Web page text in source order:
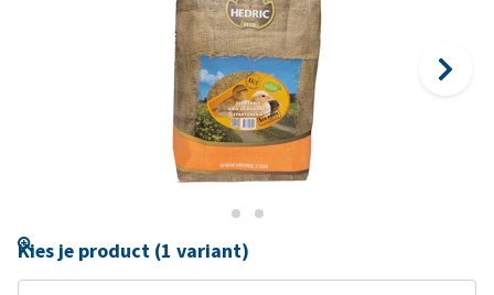
Kies je product (1 variant)